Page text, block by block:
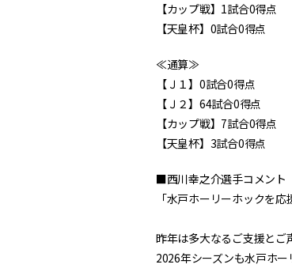
【カップ戦】1試合0得点
【天皇杯】0試合0得点
≪通算≫
【Ｊ１】0試合0得点
【Ｊ２】64試合0得点
【カップ戦】7試合0得点
【天皇杯】3試合0得点
■西川幸之介選手コメント
「水戸ホーリーホックを
昨年は多大なるご支援とご
2026年シーズンも水戸ホ